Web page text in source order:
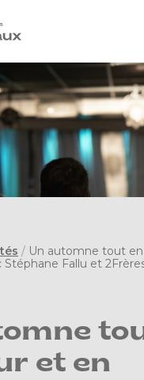
/ Un automne tout
Fallu et
et en